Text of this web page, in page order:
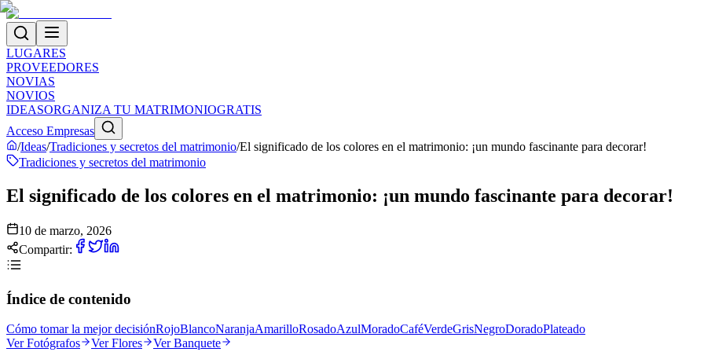
LUGARES
PROVEEDORES
NOVIAS
NOVIOS
IDEASORGANIZA TU MATRIMONIOGRATIS
Acceso Empresas
/Ideas/Tradiciones y secretos del matrimonio/El significado de los colores en el matrimonio: ¡un mundo fascinante para decorar!
Tradiciones y secretos del matrimonio
El significado de los colores en el matrimonio: ¡un mundo fascinante para decorar!
10 de marzo, 2026
Compartir:
Índice de contenido
Cómo tomar la mejor decisiónRojoBlancoNaranjaAmarilloRosadoAzulMoradoCaféVerdeGrisNegroDoradoPlateado
VerFotógrafos VerFlores VerBanquete